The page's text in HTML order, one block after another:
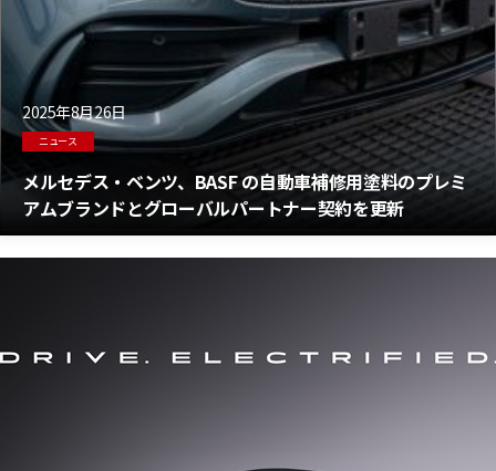
2025年8月26日
ニュース
メルセデス・ベンツ、BASF の自動車補修用塗料のプレミ
アムブランドとグローバルパートナー契約を更新